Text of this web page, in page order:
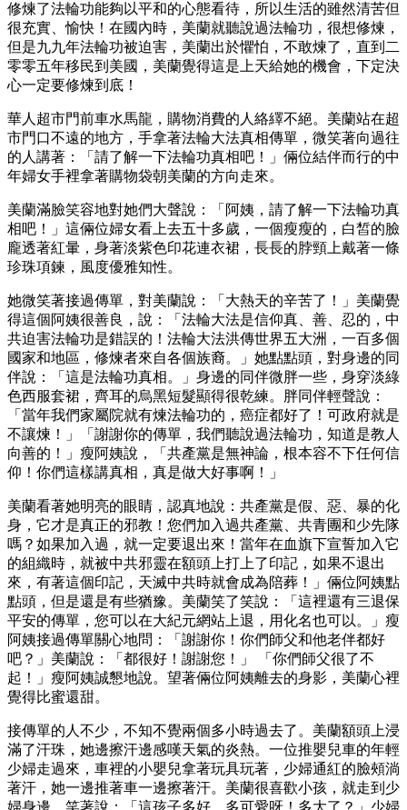
修煉了法輪功能夠以平和的心態看待，所以生活的雖然清苦但
很充實、愉快！在國內時，美蘭就聽說過法輪功，很想修煉，
但是九九年法輪功被迫害，美蘭出於懼怕，不敢煉了，直到二
零零五年移民到美國，美蘭覺得這是上天給她的機會，下定決
心一定要修煉到底！
華人超市門前車水馬龍，購物消費的人絡繹不絕。美蘭站在超
市門口不遠的地方，手拿著法輪大法真相傳單，微笑著向過往
的人講著：「請了解一下法輪功真相吧！」倆位結伴而行的中
年婦女手裡拿著購物袋朝美蘭的方向走來。
美蘭滿臉笑容地對她們大聲說：「阿姨，請了解一下法輪功真
相吧！」這倆位婦女看上去五十多歲，一個瘦瘦的，白皙的臉
龐透著紅暈，身著淡紫色印花連衣裙，長長的脖頸上戴著一條
珍珠項鍊，風度優雅知性。
她微笑著接過傳單，對美蘭說：「大熱天的辛苦了！」美蘭覺
得這個阿姨很善良，說：「法輪大法是信仰真、善、忍的，中
共迫害法輪功是錯誤的！法輪大法洪傳世界五大洲，一百多個
國家和地區，修煉者來自各個族裔。」她點點頭，對身邊的同
伴說：「這是法輪功真相。」身邊的同伴微胖一些，身穿淡綠
色西服套裙，齊耳的烏黑短髮顯得很乾練。胖同伴輕聲說：
「當年我們家屬院就有煉法輪功的，癌症都好了！可政府就是
不讓煉！」「謝謝你的傳單，我們聽說過法輪功，知道是教人
向善的！」瘦阿姨說，「共產黨是無神論，根本容不下任何信
仰！你們這樣講真相，真是做大好事啊！」
美蘭看著她明亮的眼睛，認真地說：共產黨是假、惡、暴的化
身，它才是真正的邪教！您們加入過共產黨、共青團和少先隊
嗎？如果加入過，就一定要退出來！當年在血旗下宣誓加入它
的組織時，就被中共邪靈在額頭上打上了印記，如果不退出
來，有著這個印記，天滅中共時就會成為陪葬！」倆位阿姨點
點頭，但是還是有些猶豫。美蘭笑了笑說：「這裡還有三退保
平安的傳單，您可以在大紀元網站上退，用化名也可以。」瘦
阿姨接過傳單關心地問：「謝謝你！你們師父和他老伴都好
吧？」美蘭說：「都很好！謝謝您！」 「你們師父很了不
起！」瘦阿姨誠懇地說。望著倆位阿姨離去的身影，美蘭心裡
覺得比蜜還甜。
接傳單的人不少，不知不覺兩個多小時過去了。美蘭額頭上浸
滿了汗珠，她邊擦汗邊感嘆天氣的炎熱。一位推嬰兒車的年輕
少婦走過來，車裡的小嬰兒拿著玩具玩著，少婦通紅的臉頰淌
著汗，她一邊推著車一邊擦著汗。美蘭很喜歡小孩，就走到少
婦身邊，笑著說：「這孩子多好、多可愛呀！多大了？」少婦